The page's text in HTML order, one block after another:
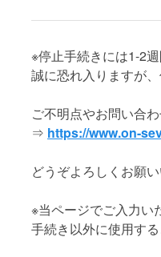
※停止手続きには1-2
誠に恐れ入りますが
ご不明点やお問い合
⇒ https://www.on-
どうぞよろしくお願い
※当ページでご入力い
手続き以外に使用する